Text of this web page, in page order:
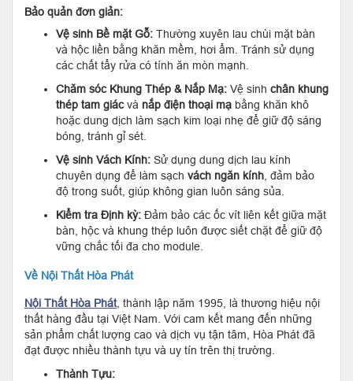
Bảo quản đơn giản:
Vệ sinh Bề mặt Gỗ: Thường xuyên lau chùi mặt bàn
và hộc liền bằng khăn mềm, hơi ẩm. Tránh sử dụng
các chất tẩy rửa có tính ăn mòn mạnh.
Chăm sóc Khung Thép & Nắp Mạ: Vệ sinh chân khung
thép tam giácvà nắp điện thoại mạ bằng khăn khô
hoặc dung dịch làm sạch kim loại nhẹ để giữ độ sáng
bóng, tránh gỉ sét.
Vệ sinh Vách Kính: Sử dụng dung dịch lau kính
chuyên dụng để làm sạch vách ngăn kính , đảm bảo
độ trong suốt, giúp không gian luôn sáng sủa.
Kiểm tra Định kỳ: Đảm bảo các ốc vít liên kết giữa mặt
bàn, hộc và khung thép luôn được siết chặt để giữ độ
vững chắc tối đa cho module.
Về Nội Thất Hòa Phát
Nội Thất Hòa Phát, thành lập năm 1995, là thương hiệu nội
thất hàng đầu tại Việt Nam. Với cam kết mang đến những
sản phẩm chất lượng cao và dịch vụ tận tâm, Hòa Phát đã
đạt được nhiều thành tựu và uy tín trên thị trường.
Thành Tựu: